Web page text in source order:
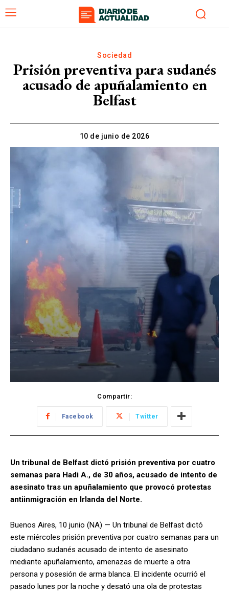
Sociedad
Prisión preventiva para sudanés
acusado de apuñalamiento en
Belfast
10 de junio de 2026
Compartir:
Facebook Twitter
Un tribunal de Belfast dictó prisión preventiva por cuatro
semanas para Hadi A., de 30 años, acusado de intento de
asesinato tras un apuñalamiento que provocó protestas
antiinmigración en Irlanda del Norte.
Buenos Aires, 10 junio (NA) — Un tribunal de Belfast dictó
este miércoles prisión preventiva por cuatro semanas para un
ciudadano sudanés acusado de intento de asesinato
mediante apuñalamiento, amenazas de muerte a otra
persona y posesión de arma blanca. El incidente ocurrió el
pasado lunes por la noche y desató una ola de protestas